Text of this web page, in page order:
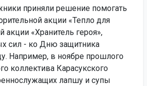
приняли решение помогать
акции «Тепло для
акции «Хранитель героя»,
сил - ко Дню защитника
Например, в ноябре прошлого
коллектива Карасукского
лапшу и супы